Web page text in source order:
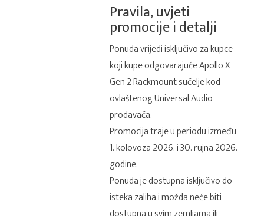
Pravila, uvjeti
promocije i detalji
Ponuda vrijedi isključivo za kupce
koji kupe odgovarajuće Apollo X
Gen 2 Rackmount sučelje kod
ovlaštenog Universal Audio
prodavača.
Promocija traje u periodu između
1. kolovoza 2026. i 30. rujna 2026.
godine.
Ponuda je dostupna isključivo do
isteka zaliha i možda neće biti